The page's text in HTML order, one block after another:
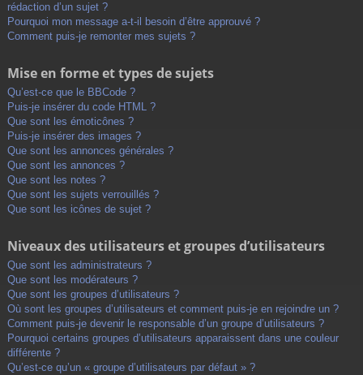
rédaction d’un sujet ?
Pourquoi mon message a-t-il besoin d’être approuvé ?
Comment puis-je remonter mes sujets ?
Mise en forme et types de sujets
Qu’est-ce que le BBCode ?
Puis-je insérer du code HTML ?
Que sont les émoticônes ?
Puis-je insérer des images ?
Que sont les annonces générales ?
Que sont les annonces ?
Que sont les notes ?
Que sont les sujets verrouillés ?
Que sont les icônes de sujet ?
Niveaux des utilisateurs et groupes d’utilisateurs
Que sont les administrateurs ?
Que sont les modérateurs ?
Que sont les groupes d’utilisateurs ?
Où sont les groupes d’utilisateurs et comment puis-je en rejoindre un ?
Comment puis-je devenir le responsable d’un groupe d’utilisateurs ?
Pourquoi certains groupes d’utilisateurs apparaissent dans une couleur
différente ?
Qu’est-ce qu’un « groupe d’utilisateurs par défaut » ?